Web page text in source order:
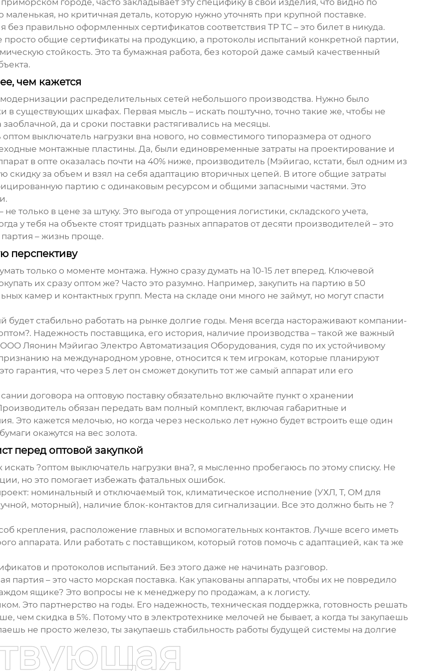
приморском городе, часто закладывает эту специфику в свои изделия, что видно по
но критичная деталь, которую нужно уточнять при крупной поставке.
правильно оформленных сертификатов соответствия ТР ТС – это билет в никуда.
просто общие сертификаты на продукцию, а протоколы испытаний конкретной партии,
стойкость. Это та бумажная работа, без которой даже самый качественный
чем кажется
распределительных сетей небольшого производства. Нужно было
в существующих шкафах. Первая мысль – искать поштучно, точно такие же, чтобы не
да и сроки поставки растягивались на месяцы.
оптом выключатель нагрузки вна нового, но совместимого типоразмера от одного
монтажные пластины. Да, были единовременные затраты на проектирование и
в опте оказалась почти на 40% ниже, производитель (Мэйигао, кстати, был одним из
за объем и взял на себя адаптацию вторичных цепей. В итоге общие затраты
партию с одинаковым ресурсом и общими запасными частями. Это
только в цене за штуку. Это выгода от упрощения логистики, складского учета,
у тебя на объекте стоят тридцать разных аппаратов от десяти производителей – это
партия – жизнь проще.
перспективу
только о моменте монтажа. Нужно сразу думать на 10-15 лет вперед. Ключевой
их сразу оптом же? Часто это разумно. Например, закупить на партию в 50
камер и контактных групп. Места на складе они много не займут, но могут спасти
будет стабильно работать на рынке долгие годы. Меня всегда настораживают компании-
Надежность поставщика, его история, наличие производства – такой же важный
ООО Ляонин Мэйигао Электро Автоматизация Оборудования, судя по их устойчивому
на международном уровне, относится к тем игрокам, которые планируют
гарантия, что через 5 лет он сможет докупить тот же самый аппарат или его
договора на оптовую поставку обязательно включайте пункт о хранении
обязан передать вам полный комплект, включая габаритные и
Это кажется мелочью, но когда через несколько лет нужно будет встроить еще один
окажутся на вес золота.
перед оптовой закупкой
?оптом выключатель нагрузки вна?, я мысленно пробегаюсь по этому списку. Не
но это помогает избежать фатальных ошибок.
номинальный и отключаемый ток, климатическое исполнение (УХЛ, Т, ОМ для
моторный), наличие блок-контактов для сигнализации. Все это должно быть не ?
крепления, расположение главных и вспомогательных контактов. Лучше всего иметь
аппарата. Или работать с поставщиком, который готов помочь с адаптацией, как та же
и протоколов испытаний. Без этого даже не начинать разговор.
партия – это часто морская поставка. Как упакованы аппараты, чтобы их не повредило
ящике? Это вопросы не к менеджеру по продажам, а к логисту.
Это партнерство на годы. Его надежность, техническая поддержка, готовность решать
чем скидка в 5%. Потому что в электротехнике мелочей не бывает, а когда ты закупаешь
не просто железо, ты закупаешь стабильность работы будущей системы на долгие